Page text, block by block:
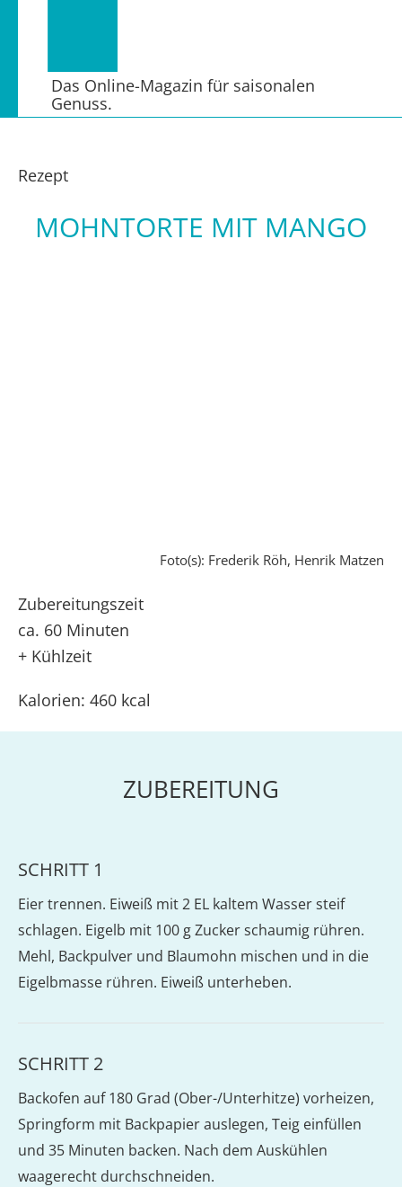
Das Online-Magazin für saisonalen
Genuss.
Rezept
MOHNTORTE MIT MANGO
Foto(s): Frederik Röh, Henrik Matzen
Zubereitungszeit
ca. 60 Minuten
+ Kühlzeit
Kalorien: 460 kcal
ZUBEREITUNG
SCHRITT 1
Eier trennen. Eiweiß mit 2 EL kaltem Wasser steif
schlagen. Eigelb mit 100 g Zucker schaumig rühren.
Mehl, Backpulver und Blaumohn mischen und in die
Eigelbmasse rühren. Eiweiß unterheben.
SCHRITT 2
Backofen auf 180 Grad (Ober-/Unterhitze) vorheizen,
Springform mit Backpapier auslegen, Teig einfüllen
und 35 Minuten backen. Nach dem Auskühlen
waagerecht durchschneiden.